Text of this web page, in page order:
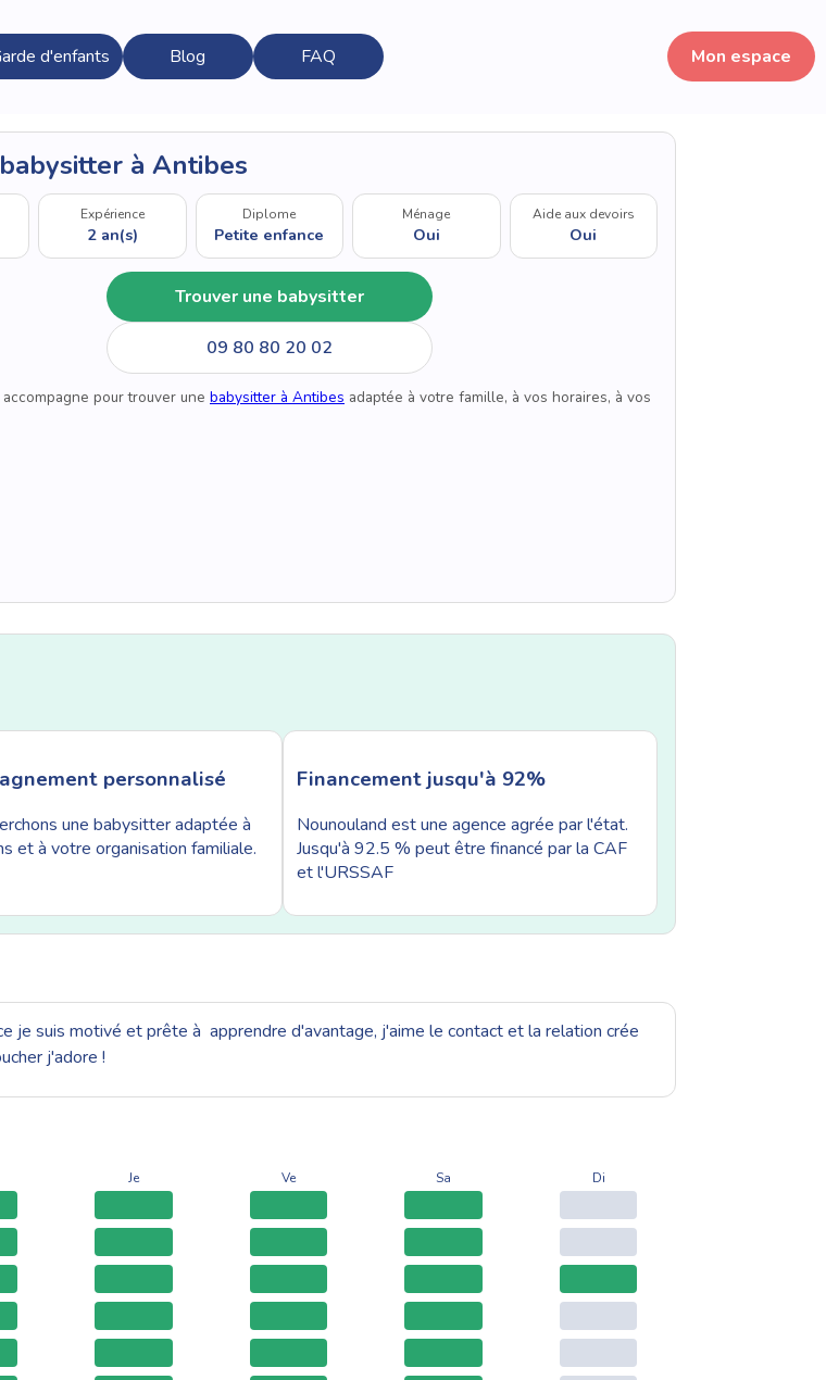
d'enfants Blog FAQ Mon espace
à Antibes
Expérience
2 an(s)
Diplome
Petite enfance
Ménage
Oui
Aide aux devoirs
Oui
Trouver une babysitter
09 80 80 20 02
pour trouver une babysitter à Antibes adaptée à votre famille, à vos horaires, à vos
personnalisé
une babysitter adaptée à
et à votre organisation familiale.
Financement jusqu'à 92%
Nounouland est une agence agrée par l'état.
Jusqu'à 92.5 % peut être financé par la CAF
et l'URSSAF
je suis motivé et prête à apprendre d'avantage, j'aime le contact et la relation crée
j'adore !
Je Ve Sa
Di